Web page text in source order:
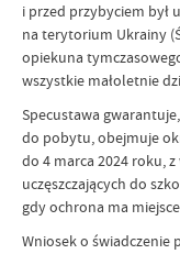
i przed przybyciem był
na terytorium Ukrainy
opiekuna
wszystkie małoletnie
Specustawa
do pobytu, obejmuje
do 4 marca 2024 roku,
uczęszczających do
gdy ochrona ma
Wniosek o świadczenie